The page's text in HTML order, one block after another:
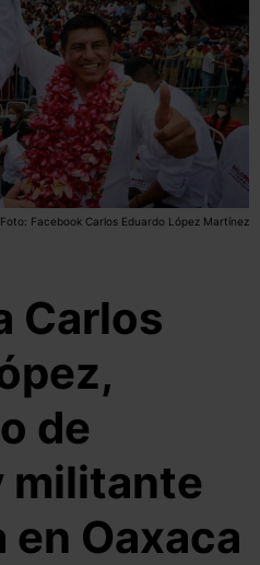
Foto: Facebook Carlos Eduardo López Martínez
Carlos
de
militante
en Oaxaca